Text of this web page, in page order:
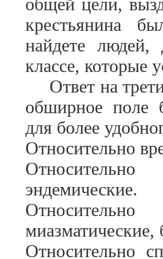
крестьянина
найдете людей,
классе, которые
Ответ на
обширное поле
для более
Относительно
эндемические.
миазматические,
Относительно